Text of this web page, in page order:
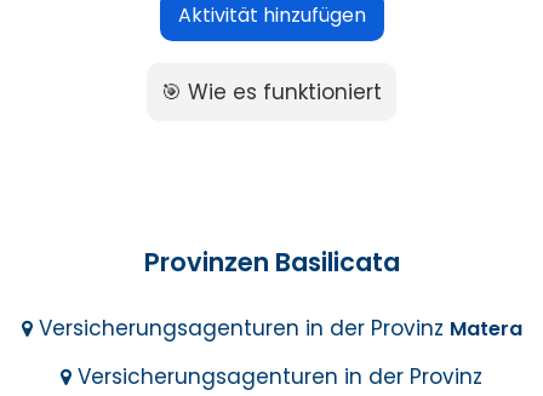
Aktivität hinzufügen
🎯 Wie es funktioniert
Provinzen Basilicata
Versicherungsagenturen in der Provinz Matera
Versicherungsagenturen in der Provinz